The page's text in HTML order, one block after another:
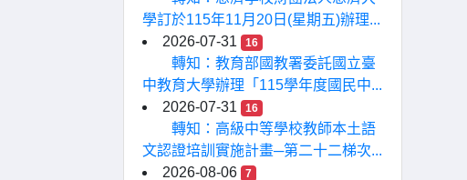
學訂於115年11月20日(星期五)辦理...
2026-07-31
16
轉知：教育部國教署委託國立臺
中教育大學辦理「115學年度國民中...
2026-07-31
16
轉知：高級中等學校教師本土語
文認證培訓實施計畫─第二十二梯次...
2026-08-06
7